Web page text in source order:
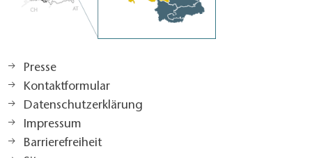
Presse
Kontaktformular
Datenschutzerklärung
Impressum
Barrierefreiheit